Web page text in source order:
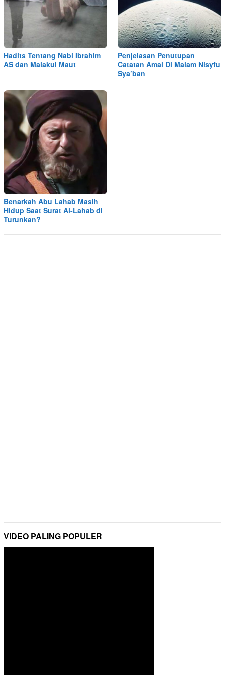
Hadits Tentang Nabi Ibrahim
AS dan Malakul Maut
Penjelasan Penutupan
Catatan Amal Di Malam Nisyfu
Sya’ban
Benarkah Abu Lahab Masih
Hidup Saat Surat Al-Lahab di
Turunkan?
VIDEO PALING POPULER